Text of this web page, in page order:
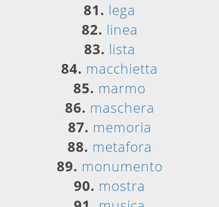
81. lega
82. linea
83. lista
84. macchietta
85. marmo
86. maschera
87. memoria
88. metafora
89. monumento
90. mostra